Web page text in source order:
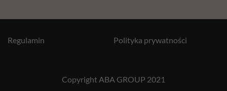
Copyright ABA GROUP 2021
Polityka prywatności
Regulamin